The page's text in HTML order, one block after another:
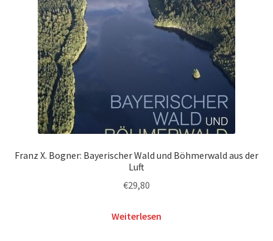
Franz X. Bogner: Bayerischer Wald und Böhmerwald aus der
Luft
€29,80
Weiterlesen